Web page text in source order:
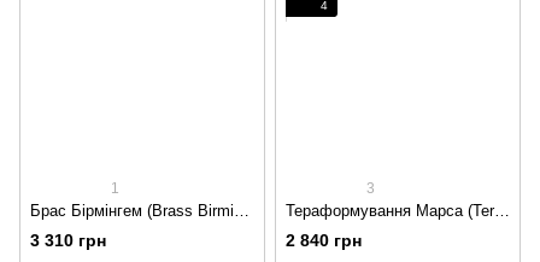
1
Брас Бірмінгем (Brass Birmingham)
3 310 грн
4
3
Тераформування Марса (Terraforming Mars)
2 840 грн